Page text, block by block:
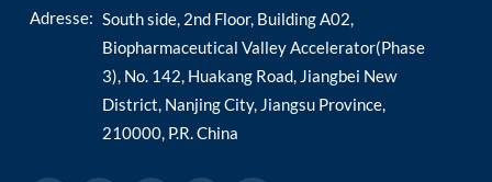
Adresse: South side, 2nd Floor, Building A02,
Biopharmaceutical Valley Accelerator(Phase
3), No. 142, Huakang Road, Jiangbei New
District, Nanjing City, Jiangsu Province,
210000, P.R. China